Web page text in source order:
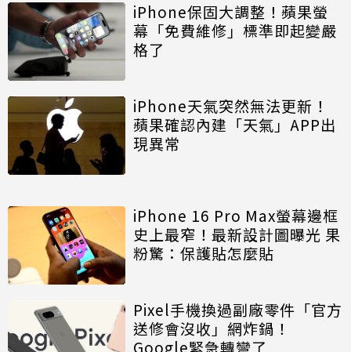
iPhone保固大調整！蘋果螢
幕「免費維修」標準即起變嚴
格了
iPhone天氣突然無法更新！
蘋果確認內建「天氣」APP出
現異常
iPhone 16 Pro Max螢幕邊框
史上最窄！最新設計圖曝光 果
粉驚：保護貼怎麼貼
Pixel手機換過副廠零件「官方
送修會沒收」網炸鍋！
Google緊急轉彎了